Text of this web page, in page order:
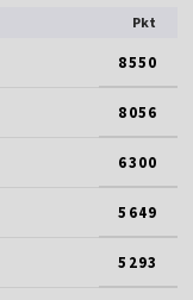
Pkt
8550
8056
6300
5649
5293